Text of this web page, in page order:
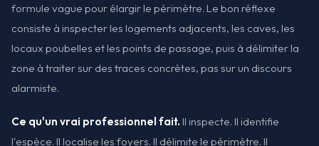
formule vague pour élargir le périmètre. Le bon réflexe
consiste à inspecter les logements adjacents, les caves, les
locaux poubelles et les points de passage, puis à délimiter la
zone à traiter sur des traces concrètes, pas sur un discours
alarmiste.
Ce qu'un vrai professionnel fait. Il inspecte. Il identifie
l'espèce. Il localise les foyers. Il délimite le périmètre. Il